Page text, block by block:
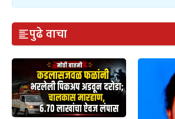
पुढे वाचा